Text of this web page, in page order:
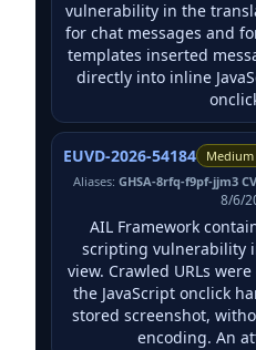
vulnerability in the
for chat messages and
templates inserted
directly into inline
EUVD-2026-54184
Medium
Aliases: GHSA-8rfq-f9pf-jjm3
8/6/
AIL Framework
scripting vulnerability
view. Crawled URLs
the JavaScript onclick
stored screenshot,
encoding. An